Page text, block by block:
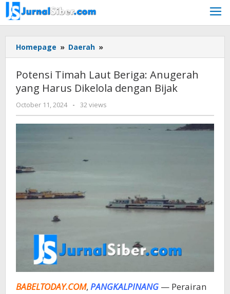
Skip
to
content
Homepage » Daerah »
Timah
Beriga:
Anugerah
Dikelola
Potensi Timah Laut Beriga: Anugerah
yang Harus Dikelola dengan Bijak
October 11, 2024
by
Jurnalsiber
- 32 views
BABELTODAY.COM, PANGKALPINANG — Perairan